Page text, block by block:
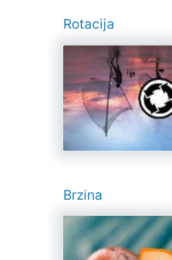
Rotacija
Brzina